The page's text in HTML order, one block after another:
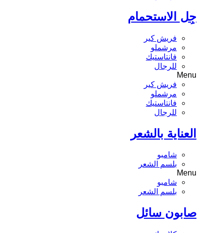
جِل الاستحمام
فريش كير
مرشملو
فانتاستيك
للرجال
Menu
فريش كير
مرشملو
فانتاستيك
للرجال
العناية بالشعر
شامبو
بلسم الشعر
Menu
شامبو
بلسم الشعر
صابون سائل